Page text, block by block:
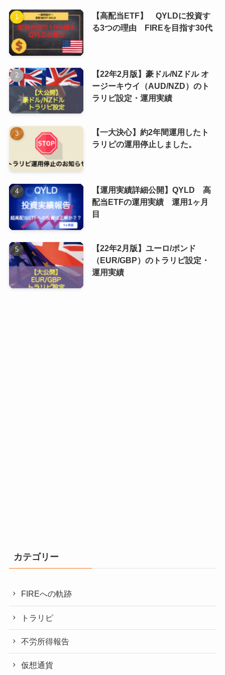
【高配当ETF】 QYLDに投資す
る3つの理由 FIREを目指す30代
【22年2月版】豪ドル/NZドル オ
ージーキウイ（AUD/NZD）のト
ラリピ設定・運用実績
【一大決心】約2年間運用したト
ラリピの運用停止しました。
【運用実績詳細公開】QYLD 高
配当ETFの運用実績 運用1ヶ月
目
【22年2月版】ユーロ/ポンド
（EUR/GBP）のトラリピ設定・
運用実績
カテゴリー
FIREへの軌跡
トラリピ
不労所得報告
仮想通貨